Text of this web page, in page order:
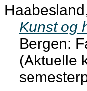
Kunst og
Bergen:
(Aktuelle